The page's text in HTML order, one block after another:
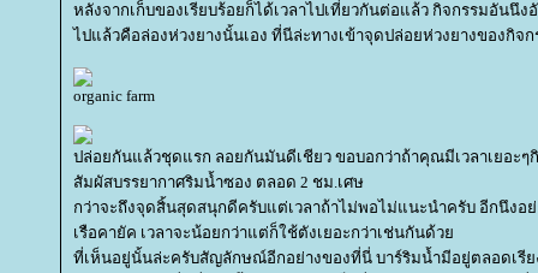
หลังจากเก็บของเรียบร้อยก็ได้เวลาไปเที่ยวกันต่อแล้ว กิจกรรมอันนึง
ไปแล้วคือล่องห่วงยางนั้นเอง ที่นีล่ะทางเข้าจุดปล่อยห่วงยางของกิจ
organic farm
ปล่อยกันแล้วชุดแรก ลอยกันมันดีเชียว ขอบอกว่าถ้าคุณมีเวลาเยอะ
สัมผัสบรรยากาศริมน้ำซอง ตลอด 2 ชม.เศษ
กว่าจะถึงจุดสิ้นสุดสนุกดีครับแต่เวลาถ้าไม่พอไม่แนะนำครับ อีกนึง
เรือคายัค เวลาจะน้อยกว่าแต่ก็ใช้ตังเยอะกว่าเช่นกันด้ว
ที่เห็นอยู่นั้นล่ะครับสัญลักษณ์อีกอย่างของที่นี่ บาร์ริมน้ำมีอยู่ตลอดเรีย